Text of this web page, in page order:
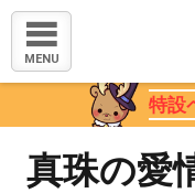
MENU
特設
真珠の愛